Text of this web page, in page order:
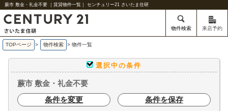
蕨市 敷金・礼金不要 ｜賃貸物件一覧｜ センチュリー21 さいたま住研
物件検索 来店予約
TOPページ > 物件検索 > 物件一覧
選択中の条件
蕨市 敷金・礼金不要
条件を変更
条件を保存